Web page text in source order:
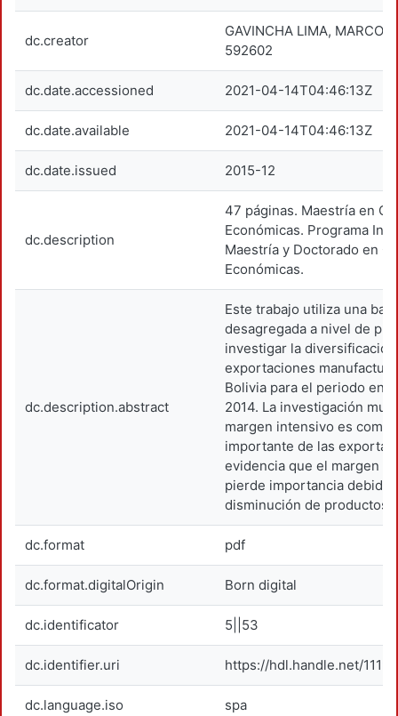
dc.creator
GAVINCHA LIMA, MARCO
592602
dc.date.accessioned 2021-04-14T04:46:13Z
dc.date.available 2021-04-14T04:46:13Z
dc.date.issued 2015-12
dc.description
47 páginas. Maestría en
Económicas. Programa
Maestría y Doctorado en
Económicas.
dc.description.abstract
Este trabajo utiliza una
desagregada a nivel de
investigar la
exportaciones
Bolivia para el periodo
2014. La investigación
margen intensivo es
importante de las
evidencia que el margen
pierde importancia debido
disminución de productos
dc.format pdf
dc.format.digitalOrigin Born digital
dc.identificator 5||53
dc.identifier.uri https://hdl.handle.net/
dc.language.iso spa